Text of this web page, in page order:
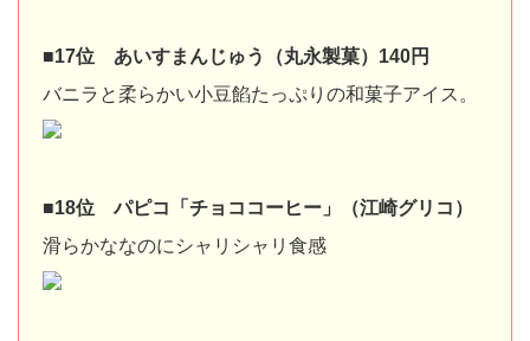
■17位 あいすまんじゅう（丸永製菓）140円
バニラと柔らかい小豆餡たっぷりの和菓子アイス。
■18位 パピコ「チョココーヒー」（江崎グリコ）
滑らかななのにシャリシャリ食感